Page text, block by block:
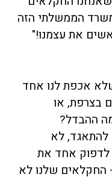
הממשלתי הזה
את עצמנו!"
אכפת לנו אחד
בצרפת, או
ההבדל?
להתאגד, לא
לדפוק אחד את
החקלאים שלנו לא